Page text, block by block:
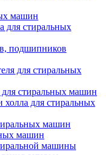
машин
для стиральных
подшипников
для стиральных
стиральных машин
холла для стиральных
машин
машин
машины